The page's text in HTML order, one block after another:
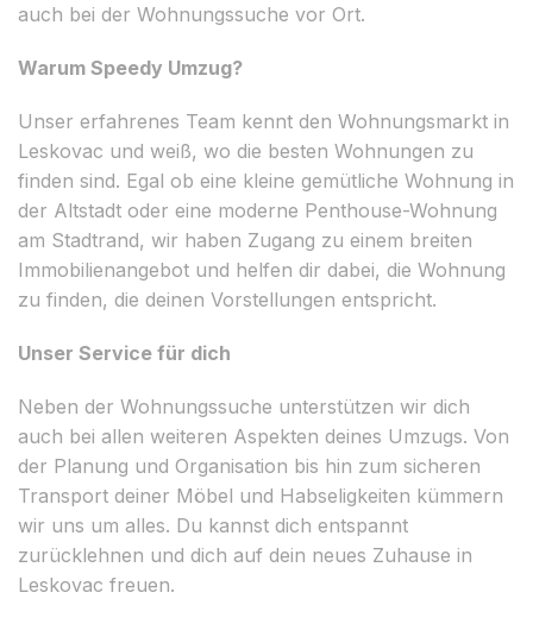
auch bei der Wohnungssuche vor Ort.
Warum Speedy Umzug?
Unser erfahrenes Team kennt den Wohnungsmarkt in
Leskovac und weiß, wo die besten Wohnungen zu
finden sind. Egal ob eine kleine gemütliche Wohnung in
der Altstadt oder eine moderne Penthouse-Wohnung
am Stadtrand, wir haben Zugang zu einem breiten
Immobilienangebot und helfen dir dabei, die Wohnung
zu finden, die deinen Vorstellungen entspricht.
Unser Service für dich
Neben der Wohnungssuche unterstützen wir dich
auch bei allen weiteren Aspekten deines Umzugs. Von
der Planung und Organisation bis hin zum sicheren
Transport deiner Möbel und Habseligkeiten kümmern
wir uns um alles. Du kannst dich entspannt
zurücklehnen und dich auf dein neues Zuhause in
Leskovac freuen.